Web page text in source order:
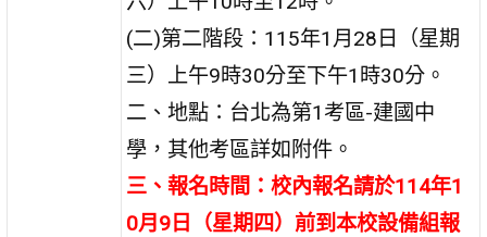
(二)第二階段：115年1月28日（星期
三）上午9時30分至下午1時30分。
二、地點：台北為第1考區-建國中
學，其他考區詳如附件。
三、報名時間：校內報名請於114年1
0月9日（星期四）前到本校設備組報